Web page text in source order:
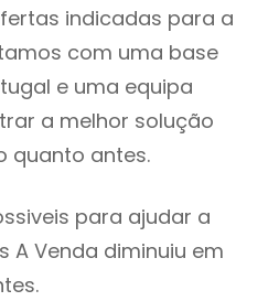
indicadas para a
com uma base
e uma equipa
a melhor solução
quanto antes.
para ajudar a
A Venda diminuiu em